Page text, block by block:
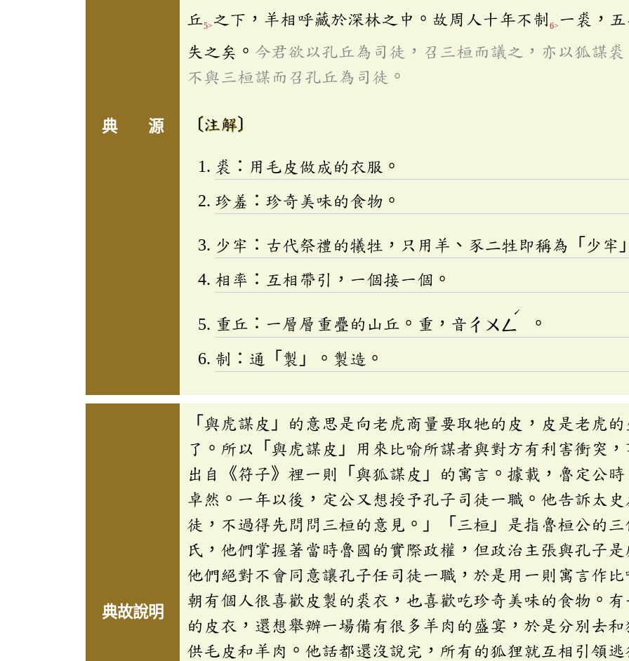
典 源
丘5> 之下，羊相呼藏於深林之中。故周人十年不制 6> 一裘，
失之矣。 今君欲以孔丘為司徒，召三桓而議之，亦以狐謀
不與三桓謀而召孔丘為司徒。
〔注解〕
裘：用毛皮做成的衣服。
珍羞：珍奇美味的食物。
少牢：古代祭禮的犧牲，只用羊、豕二牲即稱為「少牢
相率：互相帶引，一個接一個。
重丘：一層層重疊的山丘。重，音 ㄔㄨㄥ
ˊ
。
制：通「製」。製造。
典故說明
「與虎謀皮」的意思是向老虎商量要取牠的皮，皮是老虎
了。所以「與虎謀皮」用來比喻所謀者與對方有利害衝突
出自《符子》裡一則「與狐謀皮」的寓言。據載，魯定公
卓然。一年以後，定公又想授予孔子司徒一職。他告訴太
徒，不過得先問問三桓的意見。」「三桓」是指魯桓公的
氏，他們掌握著當時魯國的實際政權，但政治主張與孔子
他們絕對不會同意讓孔子任司徒一職，於是用一則寓言作
朝有個人很喜歡皮製的裘衣，也喜歡吃珍奇美味的食物。
的皮衣，還想舉辦一場備有很多羊肉的盛宴，於是分別去
供毛皮和羊肉。他話都還沒說完，所有的狐狸就互相引領